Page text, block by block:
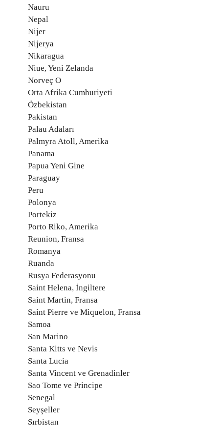
Nauru
Nepal
Nijer
Nijerya
Nikaragua
Niue, Yeni Zelanda
Norveç O
Orta Afrika Cumhuriyeti
Özbekistan
Pakistan
Palau Adaları
Palmyra Atoll, Amerika
Panama
Papua Yeni Gine
Paraguay
Peru
Polonya
Portekiz
Porto Riko, Amerika
Reunion, Fransa
Romanya
Ruanda
Rusya Federasyonu
Saint Helena, İngiltere
Saint Martin, Fransa
Saint Pierre ve Miquelon, Fransa
Samoa
San Marino
Santa Kitts ve Nevis
Santa Lucia
Santa Vincent ve Grenadinler
Sao Tome ve Principe
Senegal
Seyşeller
Sırbistan